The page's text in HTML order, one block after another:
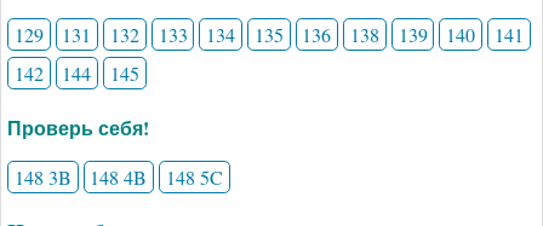
129 131 132 133 134 135 136 138 139 140
141
142
144 145
Проверь себя!
148 3B 148 4B 148 5C